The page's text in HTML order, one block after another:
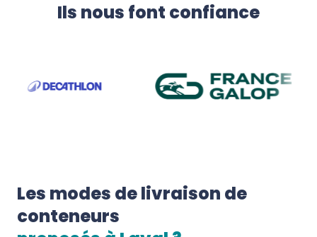
Ils nous font confiance
Les modes de livraison de
conteneurs